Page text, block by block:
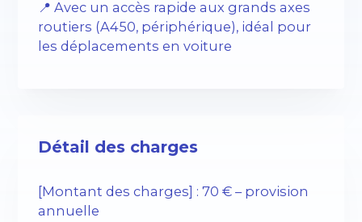
📍 Avec un accès rapide aux grands axes
routiers (A450, périphérique), idéal pour
les déplacements en voiture
Détail des charges
[Montant des charges] : 70 € – provision
annuelle